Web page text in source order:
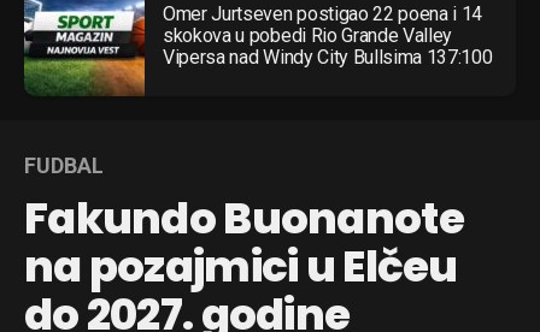
Omer Jurtseven postigao 22 poena i 14
skokova u pobedi Rio Grande Valley
Vipersa nad Windy City Bullsima 137:100
FUDBAL
Fakundo Buonanote
na pozajmici u Elčeu
do 2027. godine